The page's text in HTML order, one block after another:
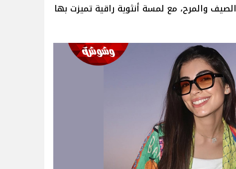
والمرح، مع لمسة أنثوية راقية تميزت بها